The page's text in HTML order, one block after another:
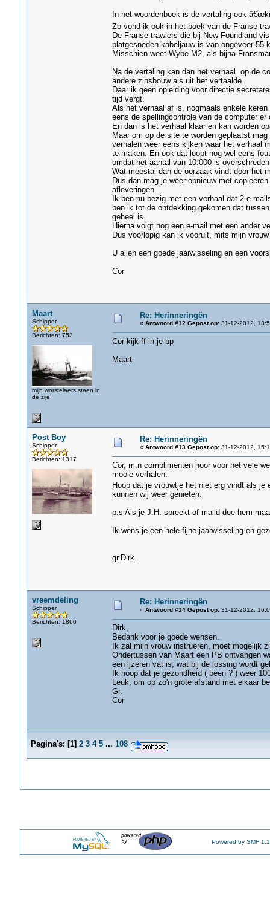
In het woordenboek is de vertaling ook
Zo vond ik ook in het boek van de Franse
De Franse trawlers die bij New Foundland
platgesneden kabeljauw is van ongeveer 55
Misschien weet Wybe M2, als bijna
Na de vertaling kan dan het verhaal op de
andere zinsbouw als uit het vertaalde.
Daar ik geen opleiding voor directie
tijd vergt.
Als het verhaal af is, nogmaals enkele
eens de spellingcontrole van de computer er
En dan is het verhaal klaar en kan worden
Maar om op de site te worden geplaatst
verhalen weer eens kijken waar het verhaal
te maken. En ook dat loopt nog wel eens
omdat het aantal van 10.000 is
Wat meestal dan de oorzaak vindt door het
Dus dan mag je weer opnieuw met
afleveringen.
Ik ben nu bezig met een verhaal dat 2 e-
ben ik tot de ontdekking gekomen dat
geheel is.
Hierna volgt nog een e-mail met een ander
Dus voorlopig kan ik vooruit, mits mijn
U allen een goede jaarwisseling en een
Cor
Maart
Schipper
Berichten: 753
mijn worstelaers staen in
de zije
Re: Herinneringën
« Antwoord #12 Gepost op:31-12-2012,
Cor kijk ff in je bp
Maart
Post Boy
Schipper
Berichten: 1317
Re: Herinneringën
« Antwoord #13 Gepost op:31-12-2012,
Cor, m,n complimenten hoor voor het vele
mooie verhalen.
Hoop dat je vrouwtje het niet erg vindt als
kunnen wij weer genieten.
p.s Als je J.H. spreekt of maild doe hem
Ik wens je een hele fijne jaarwisseling en
gr.Dirk.
vreemdeling
Schipper
Berichten: 1860
Re: Herinneringën
« Antwoord #14 Gepost op:31-12-2012,
Dirk,
Bedank voor je goede wensen.
Ik zal mijn vrouw instrueren, moet mogelijk
Ondertussen van Maart een PB ontvangen
een ijzeren vat is, wat bij de lossing wordt
Ik hoop dat je gezondheid ( been ? ) weer
Leuk, om op zo'n grote afstand met elkaar
Gr.
Cor
Pagina's: [1] 2 3 4 5 ... 108
Powered by SMF